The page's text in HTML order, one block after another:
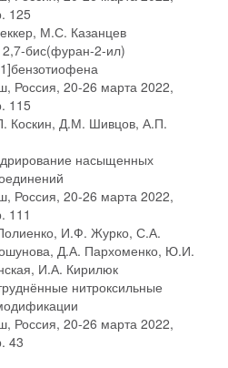
125
М.С. Казанцев
бис(фуран-2-ил)
Россия, 20-26 марта 2022,
115
Коскин, Д.М. Шивцов, А.П.
насыщенных
Россия, 20-26 марта 2022,
111
И.Ф. Журко, С.А.
Д.А. Пархоменко, Ю.И.
И.А. Кирилюк
нитроксильные
Россия, 20-26 марта 2022,
43